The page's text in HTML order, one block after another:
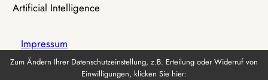
Artificial Intelligence
Impressum
Zum Ändern Ihrer Datenschutzeinstellung, z.B. Erteilung oder Widerruf von
Einwilligungen, klicken Sie hier: